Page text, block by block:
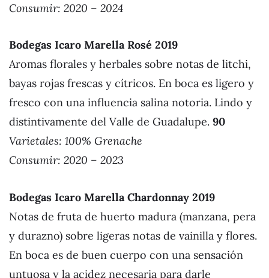
Consumir: 2020 – 2024
Bodegas Icaro Marella Rosé 2019
Aromas florales y herbales sobre notas de litchi,
bayas rojas frescas y cítricos. En boca es ligero y
fresco con una influencia salina notoria. Lindo y
distintivamente del Valle de Guadalupe. 90
Varietales: 100% Grenache
Consumir: 2020 – 2023
Bodegas Icaro Marella Chardonnay 2019
Notas de fruta de huerto madura (manzana, pera
y durazno) sobre ligeras notas de vainilla y flores.
En boca es de buen cuerpo con una sensación
untuosa y la acidez necesaria para darle